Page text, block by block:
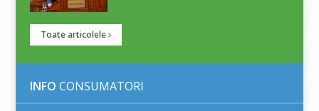
Toate articolele
INFO CONSUMATORI